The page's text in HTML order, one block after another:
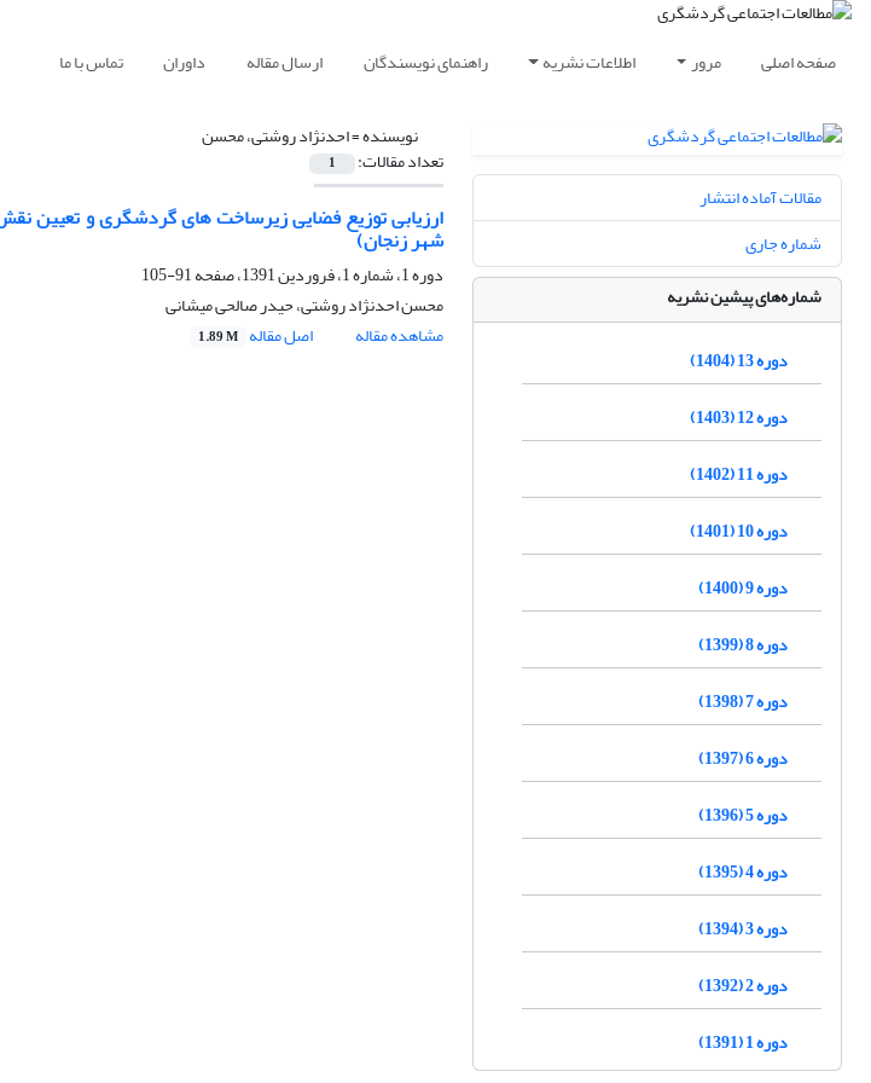
صفحه اصلی مرور اطلاعات نشریه راهنمای نویسندگان ارسال مقاله داوران تماس با ما
نویسنده =احدنژاد روشتی، محسن
تعداد مقالات: 1
ارزیابی توزیع فضایی زیرساخت های گردشگری و تعیین
شهر زنجان)
دوره 1، شماره 1، فروردین 1391، صفحه
91-105
محسن احدنژاد روشتی، حیدر صالحی میشانی
مشاهده مقاله
اصل مقاله 1.89 M
مقالات آماده انتشار
شماره جاری
شماره‌های پیشین نشریه
دوره 13 (1404)
دوره 12 (1403)
دوره 11 (1402)
دوره 10 (1401)
دوره 9 (1400)
دوره 8 (1399)
دوره 7 (1398)
دوره 6 (1397)
دوره 5 (1396)
دوره 4 (1395)
دوره 3 (1394)
دوره 2 (1392)
دوره 1 (1391)